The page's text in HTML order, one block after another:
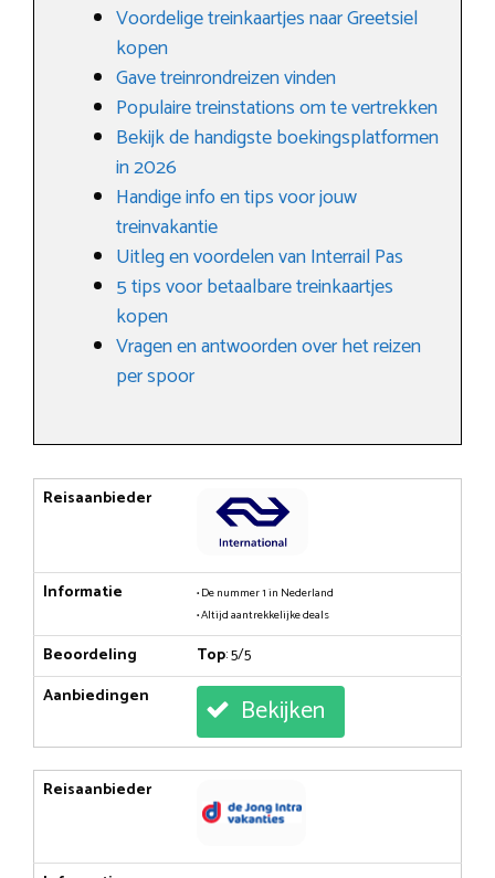
Voordelige treinkaartjes naar Greetsiel
kopen
Gave treinrondreizen vinden
Populaire treinstations om te vertrekken
Bekijk de handigste boekingsplatformen
in 2026
Handige info en tips voor jouw
treinvakantie
Uitleg en voordelen van Interrail Pas
5 tips voor betaalbare treinkaartjes
kopen
Vragen en antwoorden over het reizen
per spoor
Reisaanbieder
Informatie
• De nummer 1 in Nederland
• Altijd aantrekkelijke deals
Beoordeling Top: 5/5
Aanbiedingen
Bekijken
Reisaanbieder